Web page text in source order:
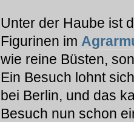
Unter der Haube ist
Figurinen im
wie reine Büsten,
Ein Besuch lohnt
bei Berlin, und das
Besuch nun schon